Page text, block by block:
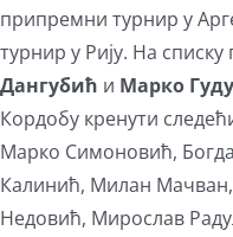
Image
припремни турнир у
турнир у Рију. На
Дангубић и Марко
Кордобу кренути
Марко Симоновић,
Калинић, Милан
Недовић, Мирослав